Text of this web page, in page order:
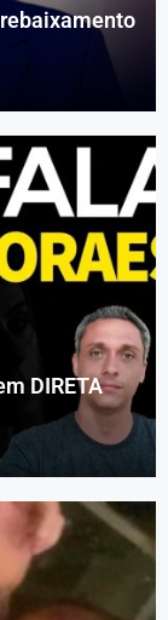
DIRETA